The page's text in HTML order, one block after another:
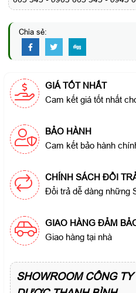
Chia sẻ:
GIÁ TỐT NHẤT
Cam kết giá tốt nhất
BẢO HÀNH
Cam kết bảo hành
CHÍNH SÁCH ĐỔI
Đổi trả dễ dàng những
GIAO HÀNG ĐẢM
Giao hàng tại nhà
SHOWROOM CÔNG